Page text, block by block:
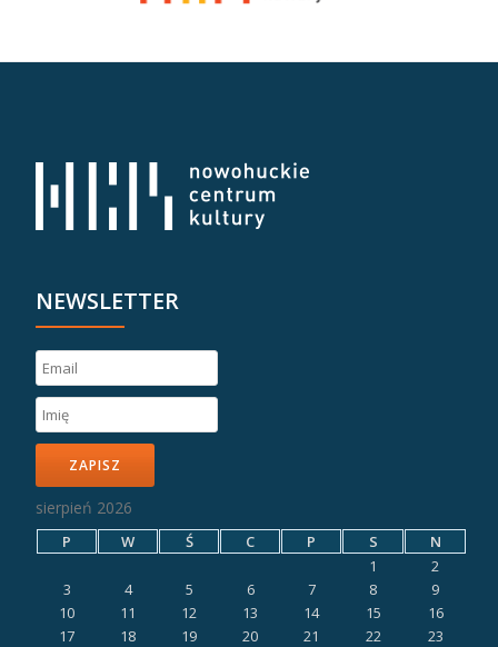
NEWSLETTER
ZAPISZ
sierpień 2026
P W Ś C P S
N
1
2
3
4 5 6 7 8
9
10
11 12 13 14 15
16
17
18 19 20 21 22
23